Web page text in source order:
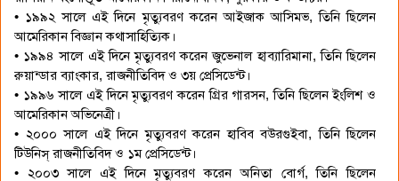
• ১৯৯২ সালে এই দিনে মৃত্যুবরণ করেন আইজাক আসিমভ, তিনি ছিলেন
আমেরিকান বিজ্ঞান কথাসাহিত্যিক।
• ১৯৯৪ সালে এই দিনে মৃত্যুবরণ করেন জুভেনাল হাব্যারিমানা, তিনি ছিলেন
রুয়ান্ডার ব্যাংকার, রাজনীতিবিদ ও ৩য় প্রেসিডেন্ট।
• ১৯৯৬ সালে এই দিনে মৃত্যুবরণ করেন গ্রির গারসন, তিনি ছিলেন ইংলিশ ও
আমেরিকান অভিনেত্রী।
• ২০০০ সালে এই দিনে মৃত্যুবরণ করেন হাবিব বউরগুইবা, তিনি ছিলেন
টিউনিস্ রাজনীতিবিদ ও ১ম প্রেসিডেন্ট।
• ২০০৩ সালে এই দিনে মৃত্যুবরণ করেন অনিতা বোর্গ, তিনি ছিলেন